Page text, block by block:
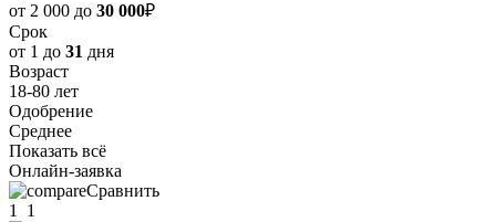
от 2 000 до 30 000₽
Срок
от 1 до 31 дня
Возраст
18-80 лет
Одобрение
Среднее
Показать всё
Онлайн-заявка
Сравнить
1
1